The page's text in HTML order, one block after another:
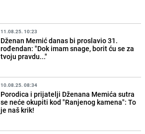
11.08.25. 10:23
Dženan Memić danas bi proslavio 31.
rođendan: "Dok imam snage, borit ću se za
tvoju pravdu..."
10.08.25. 08:34
Porodica i prijatelji Dženana Memića sutra
se neće okupiti kod "Ranjenog kamena": To
je naš krik!